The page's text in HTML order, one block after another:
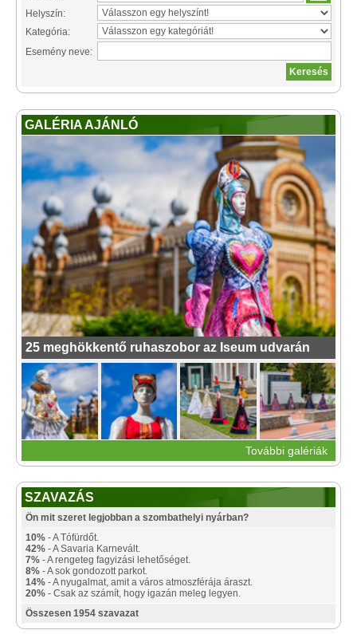
Helyszín:
Kategória:
Esemény neve:
GALÉRIA AJÁNLÓ
25 meghökkentő ruhaszobor az Iseum udvarán
További galériák
SZAVAZÁS
Ön mit szeret legjobban a szombathelyi nyárban?
10% - A Tófürdőt.
42% - A Savaria Karnevált.
7% - A rengeteg fagyizási lehetőséget.
8% - A sok gondozott parkot.
14% - A nyugalmat, amit a város atmoszférája áraszt.
20% - Csak az számít, hogy igazán meleg legyen.
Összesen 1954 szavazat